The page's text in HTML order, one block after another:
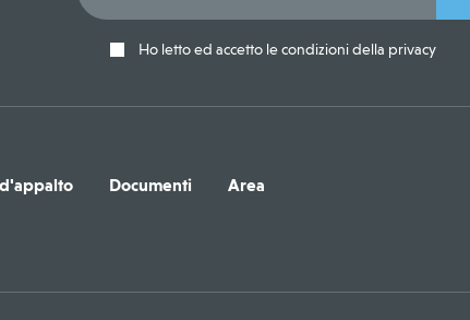
Ho letto ed accetto le condizioni della privacy
Documenti
Area